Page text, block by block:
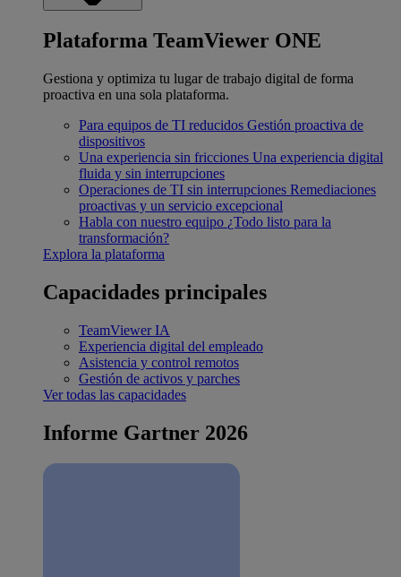
Plataforma TeamViewer ONE
Gestiona y optimiza tu lugar de trabajo digital de forma
proactiva en una sola plataforma.
Para equipos de TI reducidos Gestión proactiva de
dispositivos
Una experiencia sin fricciones Una experiencia digital
fluida y sin interrupciones
Operaciones de TI sin interrupciones Remediaciones
proactivas y un servicio excepcional
Habla con nuestro equipo ¿Todo listo para la
transformación?
Explora la plataforma
Capacidades principales
TeamViewer IA
Experiencia digital del empleado
Asistencia y control remotos
Gestión de activos y parches
Ver todas las capacidades
Informe Gartner 2026